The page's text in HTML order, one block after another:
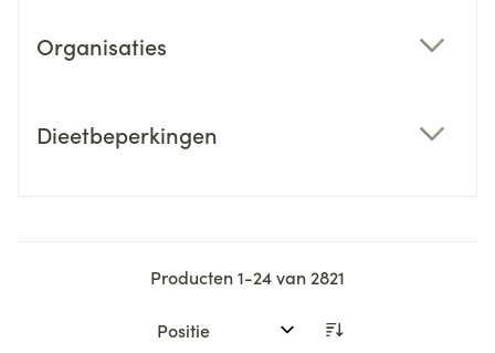
Organisaties
Dieetbeperkingen
Producten1-24van 2821
Sorteer op: